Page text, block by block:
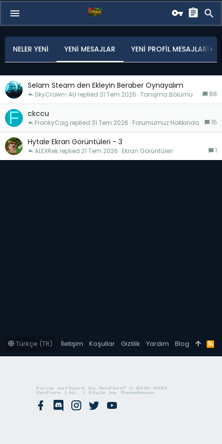
NELER YENI YENI MESAJLAR YENI PROFIL MESAJLARI
Selam Steam den Ekleyin Beraber Oynayalım
88
Tanışma Bölümü
31 Tem 2026
SkyCrown-AU
F ckccu
15
Forumumuz Hakkında
31 Tem 2026
FrankyCag
Hytale Ekran Görüntüleri - 3
1
Ekran Görüntüleri
21 Tem 2026
ALEXRek
Türkçe (TR) İletişim Koşullar Gizlilik Yardım Blog
R
S
S
Forum software by XenForo ®
© 2010-2020
XenForo Ltd.
Style by ThemeHouse